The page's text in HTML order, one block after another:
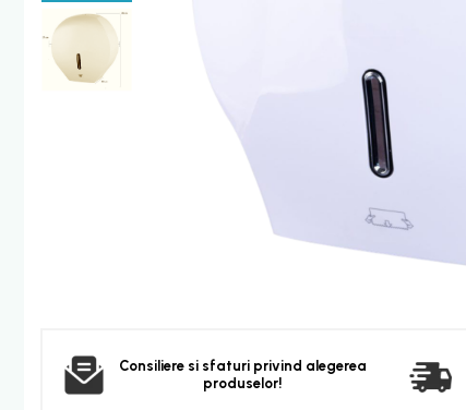
Para dus
Set dus complet echipat
Suport prindere para dus
Dispensere sapun lichid
Corpuri Iluminat
Consiliere si sfaturi privind alegerea
produselor!